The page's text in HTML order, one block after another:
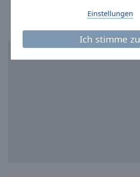
Ich stimme zu
Einstellungen